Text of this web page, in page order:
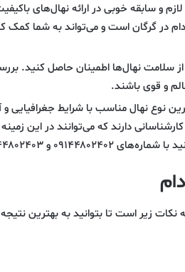
و سابقه خوبی در ارائه نهال‌های
در گرگان است و می‌تواند به شما کمک
سلامت نهال‌ها اطمینان حاصل کنید.
و قوی باشند.
نوع نهال مناسب با شرایط
دارند که می‌توانند در این
و ۰۹۱۴۴۸۰۲۴۰۳ تماس بگیرید.
نکات زیر است تا بتوانید به بهترین